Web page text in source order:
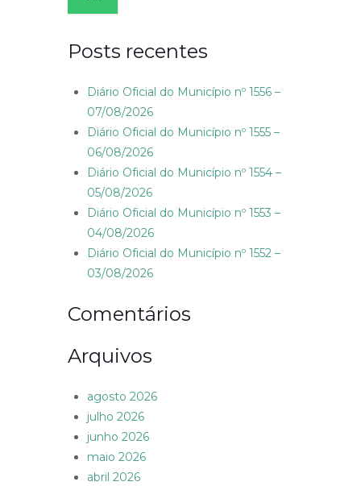
Posts recentes
Diário Oficial do Município nº 1556 –
07/08/2026
Diário Oficial do Município nº 1555 –
06/08/2026
Diário Oficial do Município nº 1554 –
05/08/2026
Diário Oficial do Município nº 1553 –
04/08/2026
Diário Oficial do Município nº 1552 –
03/08/2026
Comentários
Arquivos
agosto 2026
julho 2026
junho 2026
maio 2026
abril 2026